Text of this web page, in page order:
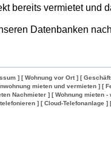
bereits vermietet und
Datenbanken
] [ Wohnung vor Ort ] [
mieten und vermieten ] [
Nachmieter ] [ Wohnung mieten -
] [ Cloud-Telefonanlage ]